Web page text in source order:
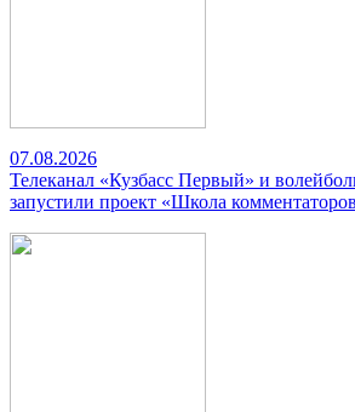
07.08.2026
Телеканал «Кузбасс Первый» и
запустили проект «Школа